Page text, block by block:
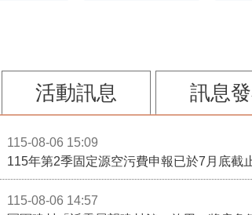
活動訊息 訊息
115-08-06 15:09
115-08-06 14:57